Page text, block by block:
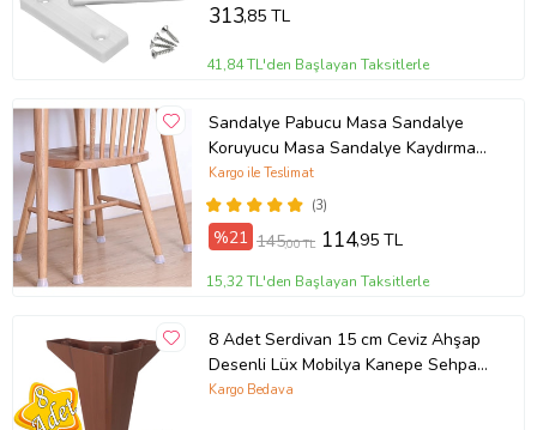
313,85 TL
41,84 TL'den Başlayan Taksitlerle
Sandalye Pabucu Masa Sandalye
Koruyucu Masa Sandalye Kaydırmaz
Zemin Parke Koruyucu
(3)
Kargo ile Teslimat
%21 145,00 TL 114,95 TL
15,32 TL'den Başlayan Taksitlerle
8 Adet Serdivan 15 cm Ceviz Ahşap
Desenli Lüx Mobilya Kanepe Sehpa
Ünite Koltuk Ayağı Baza Ayak
Kargo Bedava